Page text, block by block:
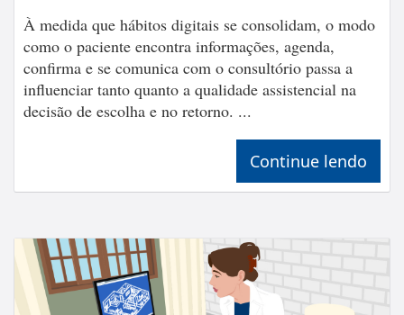
À medida que hábitos digitais se consolidam, o modo
como o paciente encontra informações, agenda,
confirma e se comunica com o consultório passa a
influenciar tanto quanto a qualidade assistencial na
decisão de escolha e no retorno. ...
Continue lendo